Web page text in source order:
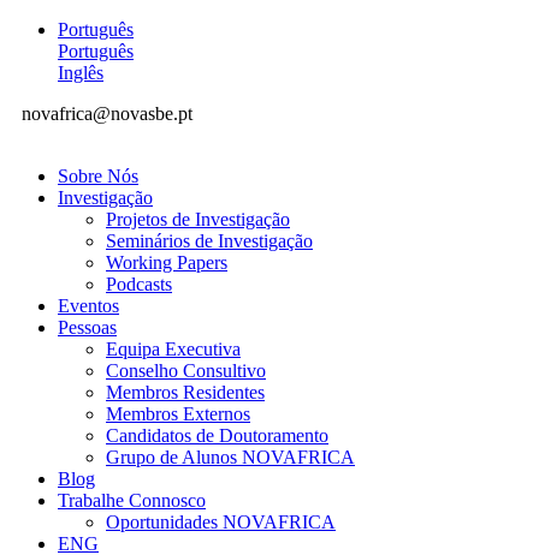
Português
Português
Inglês
novafrica@novasbe.pt
Sobre Nós
Investigação
Projetos de Investigação
Seminários de Investigação
Working Papers
Podcasts
Eventos
Pessoas
Equipa Executiva
Conselho Consultivo
Membros Residentes
Membros Externos
Candidatos de Doutoramento
Grupo de Alunos NOVAFRICA
Blog
Trabalhe Connosco
Oportunidades NOVAFRICA
ENG